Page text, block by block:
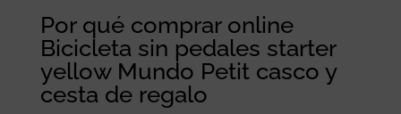
Por qué comprar online
Bicicleta sin pedales starter
yellow Mundo Petit casco y
cesta de regalo